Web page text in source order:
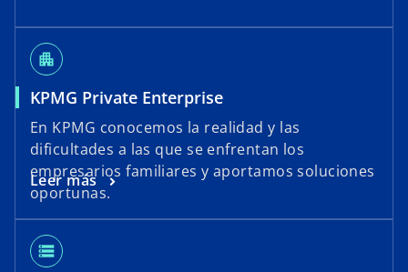
apartment
KPMG Private Enterprise
En KPMG conocemos la realidad y las
dificultades a las que se enfrentan los
empresarios familiares y aportamos soluciones
oportunas.
Leer más
storage